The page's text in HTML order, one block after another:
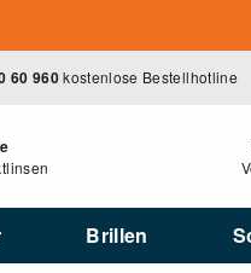
60 960kostenlose Bestellhotline
Brillen